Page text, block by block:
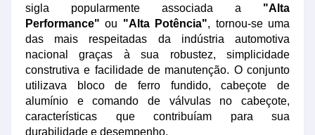
sigla popularmente associada a "Alta
Performance" ou "Alta Potência", tornou-se uma
das mais respeitadas da indústria automotiva
nacional graças à sua robustez, simplicidade
construtiva e facilidade de manutenção. O conjunto
utilizava bloco de ferro fundido, cabeçote de
alumínio e comando de válvulas no cabeçote,
características que contribuíam para sua
durabilidade e desempenho.